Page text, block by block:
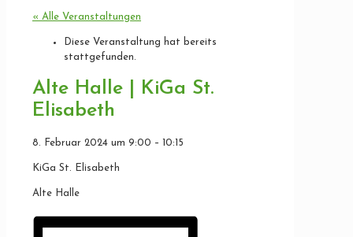
« Alle Veranstaltungen
Diese Veranstaltung hat bereits
stattgefunden.
Alte Halle | KiGa St.
Elisabeth
8. Februar 2024 um 9:00 – 10:15
KiGa St. Elisabeth
Alte Halle